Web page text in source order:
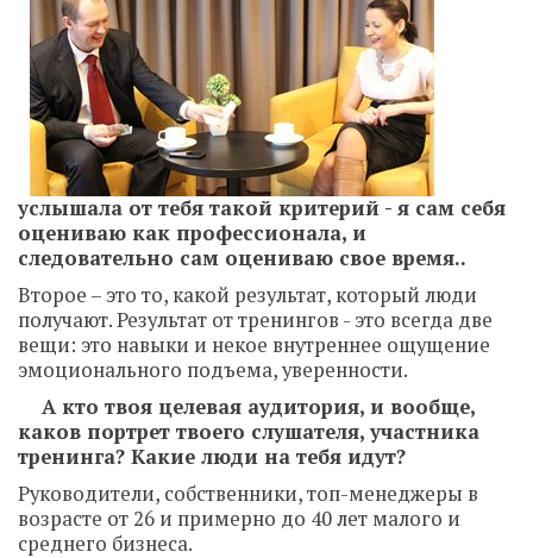
услышала от тебя такой критерий - я сам себя
оцениваю как профессионала, и
следовательно сам оцениваю свое время..
Второе – это то, какой результат, который люди
получают. Результат от тренингов - это всегда две
вещи: это навыки и некое внутреннее ощущение
эмоционального подъема, уверенности.
А кто твоя целевая аудитория, и вообще,
каков портрет твоего слушателя, участника
тренинга? Какие люди на тебя идут?
Руководители, собственники, топ-менеджеры в
возрасте от 26 и примерно до 40 лет малого и
среднего бизнеса.